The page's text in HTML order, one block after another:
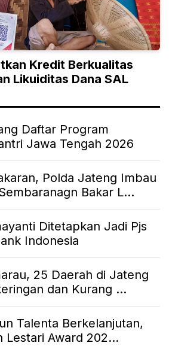
Kredit Berkualitas
Likuiditas Dana SAL
Daftar Program
Jawa Tengah 2026
Polda Jateng Imbau
Bakar L...
Ditetapkan Jadi Pjs
Indonesia
25 Daerah di Jateng
dan Kurang ...
Talenta Berkelanjutan,
Lestari Award 202...